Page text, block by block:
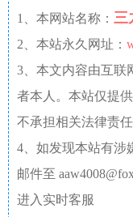
1、本网站名称： 三
2、本站永久网址：
3、本文内容由互联
者本人。本站仅提
不承担相关法律责任
4、如发现本站有涉
邮件至
进入实时客服